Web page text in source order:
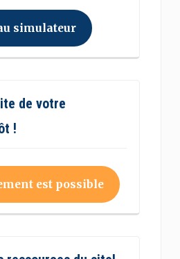
simulateur
de votre
!
est possible